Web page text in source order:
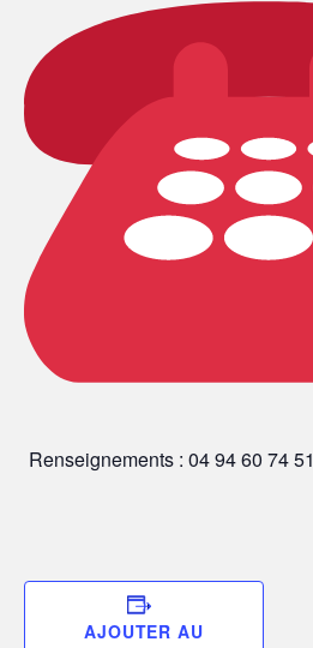
Renseignements : 04 94 60 74 51
AJOUTER AU